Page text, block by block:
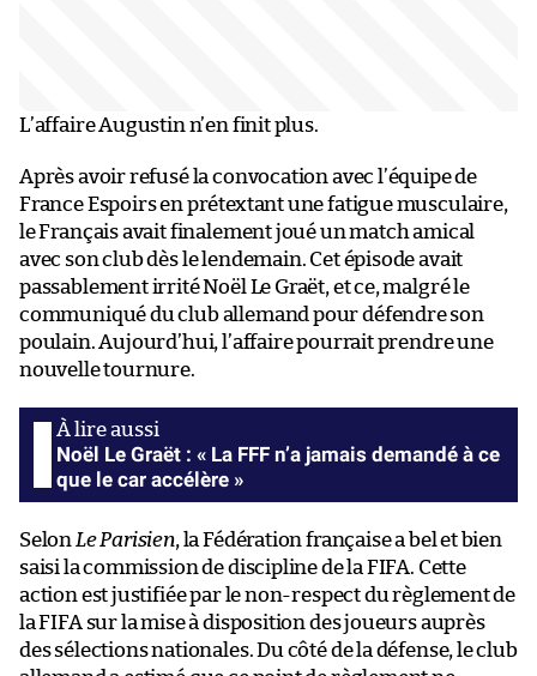
L’affaire Augustin n’en finit plus.
Après avoir refusé la convocation avec l’équipe de
France Espoirs en prétextant une fatigue musculaire,
le Français avait finalement joué un match amical
avec son club dès le lendemain. Cet épisode avait
passablement irrité Noël Le Graët, et ce, malgré le
communiqué du club allemand pour défendre son
poulain. Aujourd’hui, l’affaire pourrait prendre une
nouvelle tournure.
Noël Le Graët : « La FFF n’a jamais demandé à ce
que le car accélère »
Selon Le Parisien, la Fédération française a bel et bien
saisi la commission de discipline de la FIFA. Cette
action est justifiée par le non-respect du règlement de
la FIFA sur la mise à disposition des joueurs auprès
des sélections nationales. Du côté de la défense, le club